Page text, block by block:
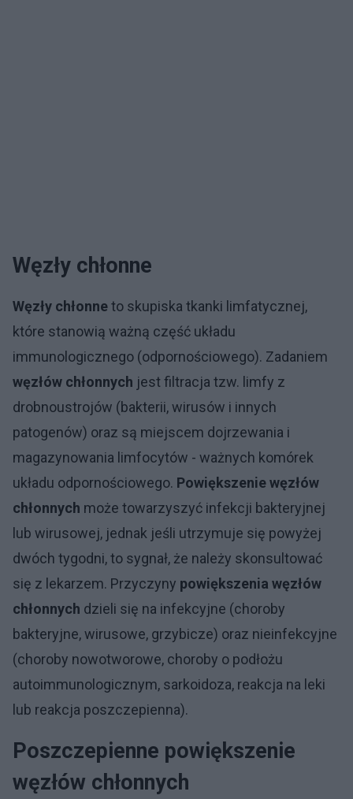
Węzły chłonne
Węzły chłonneto skupiska tkanki limfatycznej,
które stanowią ważną część układu
immunologicznego (odpornościowego). Zadaniem
węzłów chłonnych jest filtracja tzw. limfy z
drobnoustrojów (bakterii, wirusów i innych
patogenów) oraz są miejscem dojrzewania i
magazynowania limfocytów - ważnych komórek
układu odpornościowego. Powiększenie węzłów
chłonnych może towarzyszyć infekcji bakteryjnej
lub wirusowej, jednak jeśli utrzymuje się powyżej
dwóch tygodni, to sygnał, że należy skonsultować
się z lekarzem. Przyczyny powiększenia węzłów
chłonnych dzieli się na infekcyjne (choroby
bakteryjne, wirusowe, grzybicze) oraz nieinfekcyjne
(choroby nowotworowe, choroby o podłożu
autoimmunologicznym, sarkoidoza, reakcja na leki
lub reakcja poszczepienna).
Poszczepienne powiększenie
węzłów chłonnych